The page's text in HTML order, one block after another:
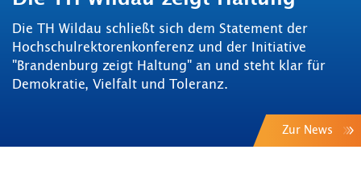
Die TH Wildau schließt sich dem Statement der
Hochschulrektorenkonferenz und der Initiative
"Brandenburg zeigt Haltung" an und steht klar für
Demokratie, Vielfalt und Toleranz.
Zur News